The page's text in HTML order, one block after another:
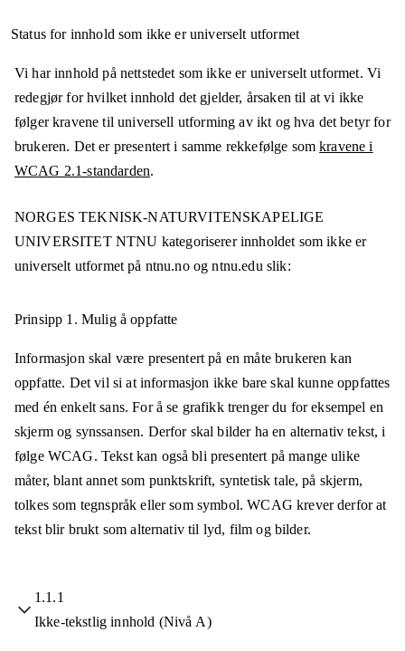
Status for innhold som ikke er universelt utformet
Vi har innhold på nettstedet som ikke er universelt utformet. Vi
redegjør for hvilket innhold det gjelder, årsaken til at vi ikke
følger kravene til universell utforming av ikt og hva det betyr for
brukeren. Det er presentert i samme rekkefølge somkravene i
WCAG 2.1-standarden.
NORGES TEKNISK-NATURVITENSKAPELIGE
UNIVERSITET NTNU kategoriserer innholdet som ikke er
universelt utformet på ntnu.no og ntnu.eduslik:
Prinsipp 1. Mulig å oppfatte
Informasjon skal være presentert på en måte brukeren kan
oppfatte. Det vil si at informasjon ikke bare skal kunne oppfattes
med én enkelt sans. For å se grafikk trenger du for eksempel en
skjerm og synssansen. Derfor skal bilder ha en alternativ tekst, i
følge WCAG. Tekst kan også bli presentert på mange ulike
måter, blant annet som punktskrift, syntetisk tale, på skjerm,
tolkes som tegnspråk eller som symbol. WCAG krever derfor at
tekst blir brukt som alternativ til lyd, film og bilder.
1.1.1
Ikke-tekstlig innhold (Nivå A)